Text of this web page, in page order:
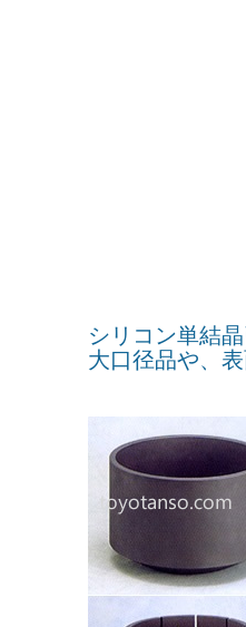
シリコン単結
大口径品や、